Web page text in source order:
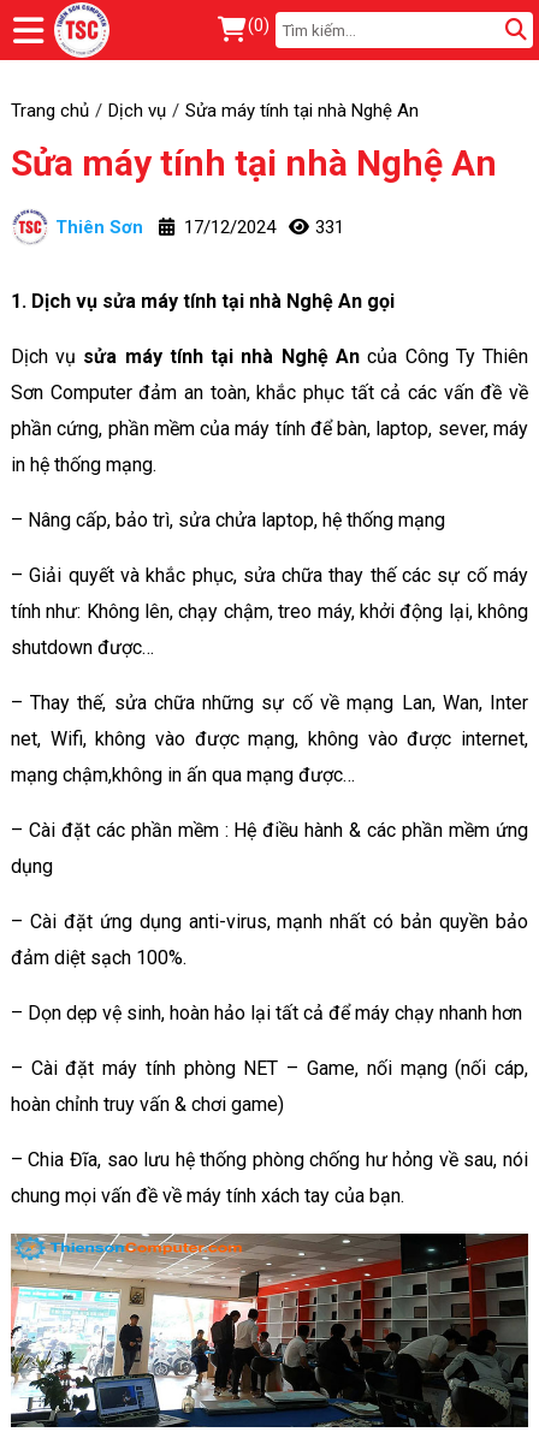
(0)
Trang chủ Dịch vụ Sửa máy tính tại nhà Nghệ An
Sửa máy tính tại nhà Nghệ An
Thiên Sơn 17/12/2024 331
1. Dịch vụ sửa máy tính tại nhà Nghệ An gọi
Dịch vụ sửa máy tính tại nhà Nghệ An của Công Ty Thiên
Sơn Computer đảm an toàn, khắc phục tất cả các vấn đề về
phần cứng, phần mềm của máy tính để bàn, laptop, sever, máy
in hệ thống mạng.
– Nâng cấp, bảo trì, sửa chửa laptop, hệ thống mạng
– Giải quyết và khắc phục, sửa chữa thay thế các sự cố máy
tính như: Không lên, chạy chậm, treo máy, khởi động lại, không
shutdown được…
– Thay thế, sửa chữa những sự cố về mạng Lan, Wan, Inter
net, Wifi, không vào được mạng, không vào được internet,
mạng chậm,không in ấn qua mạng được…
– Cài đặt các phần mềm : Hệ điều hành & các phần mềm ứng
dụng
– Cài đặt ứng dụng anti-virus, mạnh nhất có bản quyền bảo
đảm diệt sạch 100%.
– Dọn dẹp vệ sinh, hoàn hảo lại tất cả để máy chạy nhanh hơn
– Cài đặt máy tính phòng NET – Game, nối mạng (nối cáp,
hoàn chỉnh truy vấn & chơi game)
– Chia Đĩa, sao lưu hệ thống phòng chống hư hỏng về sau, nói
chung mọi vấn đề về máy tính xách tay của bạn.